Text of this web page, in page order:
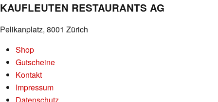
KAUFLEUTEN RESTAURANTS AG
Pelikanplatz, 8001 Zürich
Shop
Gutscheine
Kontakt
Impressum